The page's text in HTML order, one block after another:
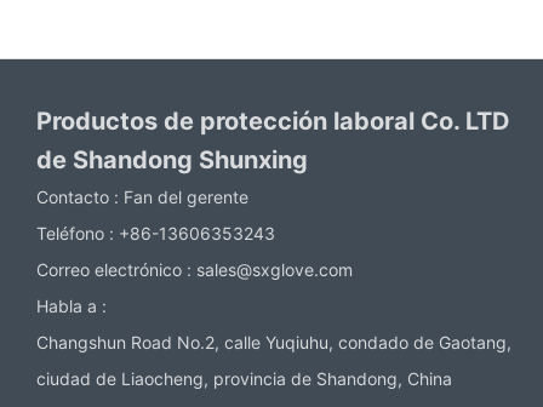
Productos de protección laboral Co. LTD
de Shandong Shunxing
Contacto : Fan del gerente
Teléfono : +86-13606353243
Correo electrónico : sales@sxglove.com
Habla a :
Changshun Road No.2, calle Yuqiuhu, condado de Gaotang,
ciudad de Liaocheng, provincia de Shandong, China